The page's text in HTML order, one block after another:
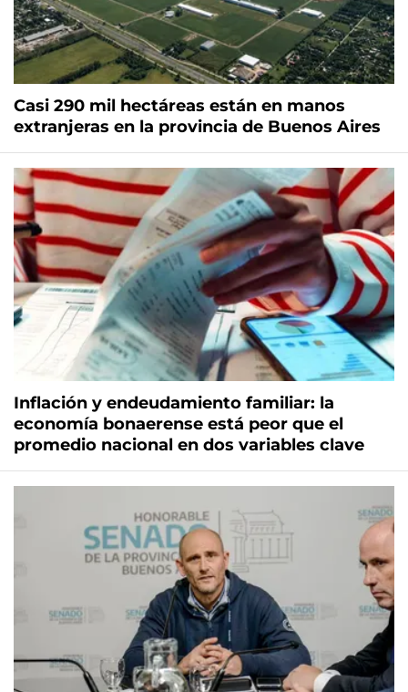
Casi 290 mil hectáreas están en manos
extranjeras en la provincia de Buenos Aires
Inflación y endeudamiento familiar: la
economía bonaerense está peor que el
promedio nacional en dos variables clave